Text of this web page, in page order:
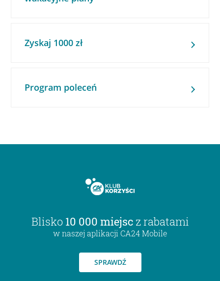
Zyskaj 1000 zł
Program poleceń
Blisko 10 000 miejsc z rabatami
w naszej aplikacji CA24 Mobile
SPRAWDŹ